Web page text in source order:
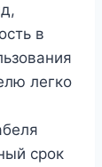
в
легко
срок